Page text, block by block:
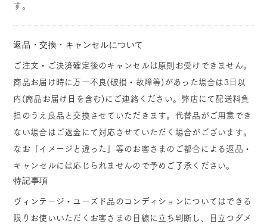
す。
返品・交換・キャンセルについて
ご注文・ご決済確定後のキャンセルは原則お受けできません。
商品お届け時に万一不良(破損・故障等)があった場合は3日以
内(商品お届け日を含む)にご連絡ください。弊店にて配送料負
担のうえ良品と交換させていただきます。代替品がご用意でき
ない場合はご返金にて対応させていただく場合がございます。
なお「イメージと違った」等のお客さまのご都合による返品・
キャンセルには応じられませんので予めご了承ください。
特記事項
ヴィンテージ・ユーズド品のコンディションについてはできる
限りお使いいただくお客さまの目線に立ち判断し、目立つダメ